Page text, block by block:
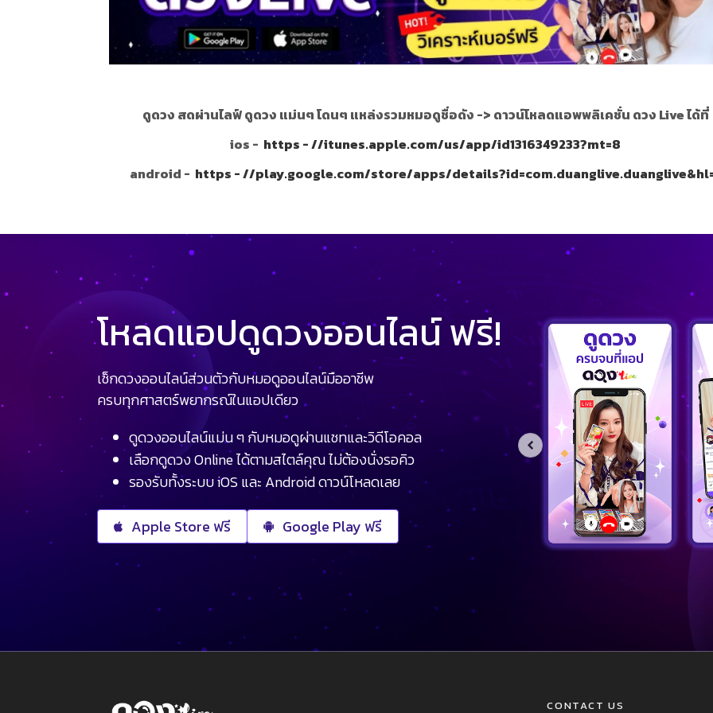
ดูดวง สดผ่านไลฟ์ ดูดวง แม่นๆ โดนๆ แหล่งรวมหมอดูชื่อดัง -> ดาวน์โหลดแอพพลิเคชั่น ดวง Live ได้ที่
ios - https - //itunes.apple.com/us/app/id1316349233?mt=8
android - https - //play.google.com/store/apps/
โหลดแอปดูดวงออนไลน์ ฟรี!
เช็กดวงออนไลน์ส่วนตัวกับหมอดูออนไลน์มืออาชีพ
ครบทุกศาสตร์พยากรณ์ในแอปเดียว
ดูดวงออนไลน์แม่น ๆ กับหมอดูผ่านแชทและวิดีโอคอล
เลือกดูดวง Online ได้ตามสไตล์คุณ ไม่ต้องนั่งรอคิว
รองรับทั้งระบบ iOS และ Android ดาวน์โหลดเลย
Apple Store ฟรี Google Play ฟรี
CONTACT US